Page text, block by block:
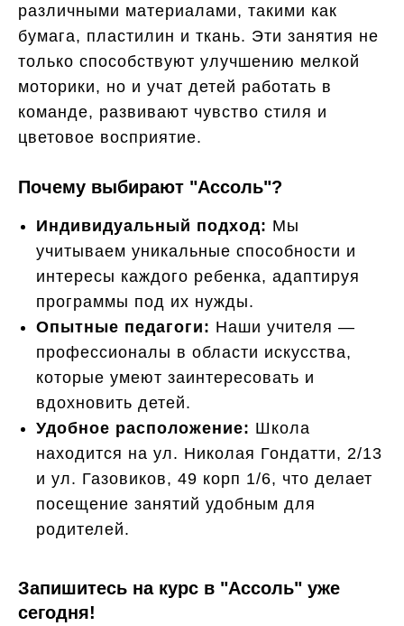
различными материалами, такими как
бумага, пластилин и ткань. Эти занятия не
только способствуют улучшению мелкой
моторики, но и учат детей работать в
команде, развивают чувство стиля и
цветовое восприятие.
Почему выбирают "Ассоль"?
Индивидуальный подход: Мы
учитываем уникальные способности и
интересы каждого ребенка, адаптируя
программы под их нужды.
Опытные педагоги: Наши учителя —
профессионалы в области искусства,
которые умеют заинтересовать и
вдохновить детей.
Удобное расположение: Школа
находится на ул. Николая Гондатти, 2/13
и ул. Газовиков, 49 корп 1/6, что делает
посещение занятий удобным для
родителей.
Запишитесь на курс в "Ассоль" уже
сегодня!